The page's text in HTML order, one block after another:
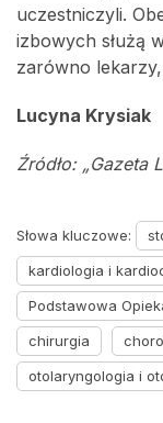
uczestniczyli.
izbowych służą
zarówno
Lucyna Krysiak
Źródło: „Gazeta
Słowa kluczowe:
kardiologia i
Podstawowa
chirurgia
otolaryngologia i